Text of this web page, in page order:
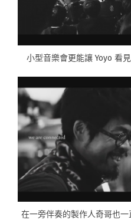
小型音樂會更能讓 Yoyo 看
在一旁伴奏的製作人奇哥也